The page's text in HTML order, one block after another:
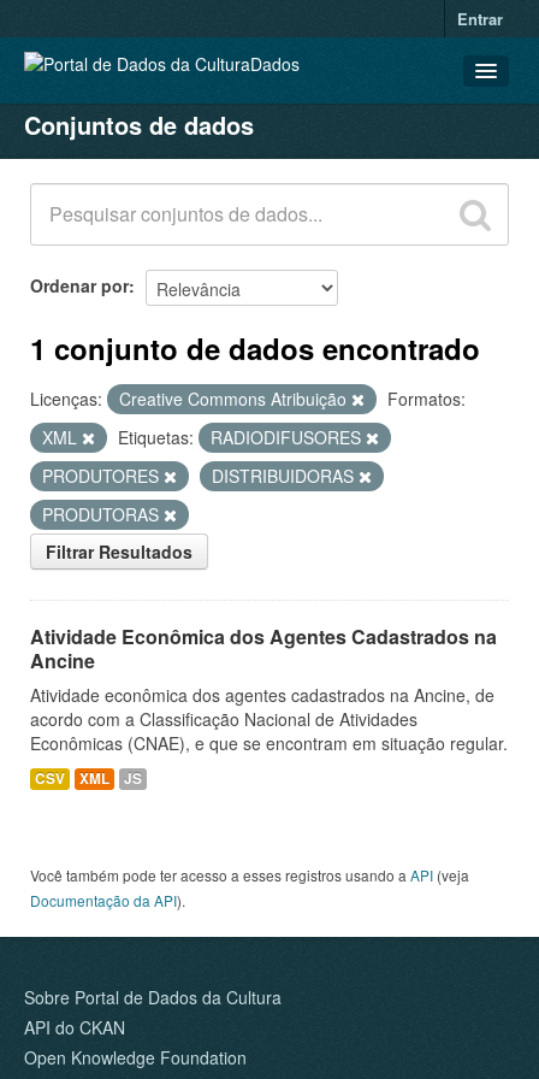
Entrar
CONJUNTOS DE DADOS
ORGANIZAÇÕES
GRUPOS
SOBRE
Conjuntos de dados
Ordenar por
1 conjunto de dados encontrado
Licenças: Creative Commons Atribuição
Formatos:
XML
Etiquetas:
RADIODIFUSORES
PRODUTORES
DISTRIBUIDORAS
PRODUTORAS
Filtrar Resultados
Atividade Econômica dos Agentes Cadastrados na
Ancine
Atividade econômica dos agentes cadastrados na Ancine, de
acordo com a Classificação Nacional de Atividades
Econômicas (CNAE), e que se encontram em situação regular.
CSV XML JS
Você também pode ter acesso a esses registros usando a API (veja
Documentação da API).
Sobre Portal de Dados da Cultura
API do CKAN
Open Knowledge Foundation